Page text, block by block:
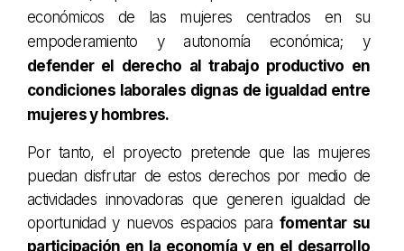
económicos de las mujeres centrados en su
empoderamiento y autonomía económica; y
defender el derecho al trabajo productivo en
condiciones laborales dignas de igualdad entre
mujeres y hombres.
Por tanto, el proyecto pretende que las mujeres
puedan disfrutar de estos derechos por medio de
actividades innovadoras que generen igualdad de
oportunidad y nuevos espacios parafomentar su
participación en la economía y en el desarrollo